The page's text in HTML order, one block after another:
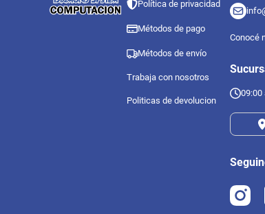
Política de privacidad
Métodos de pago
Métodos de envío
Trabaja con nosotros
Politicas de devolucion
Conocé
09:00